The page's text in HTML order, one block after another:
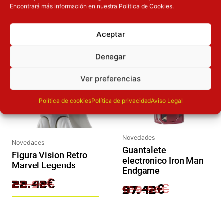
Encontrará más información en nuestra Política de Cookies.
Aceptar
Denegar
Ver preferencias
Política de cookiesPolítica de privacidadAviso Legal
PUEDEN INTERESAR
Novedades
Figura Vision Retro
Marvel Legends
29.90€
El precio original era: 29.90€.
22.42€
El precio actual es: 22.42€.
Novedades
Guantalete
electronico Iron Man
Endgame
129.90€
97.42€